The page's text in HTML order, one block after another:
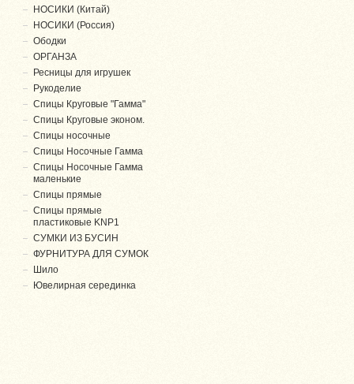
НОСИКИ (Китай)
НОСИКИ (Россия)
Ободки
ОРГАНЗА
Ресницы для игрушек
Рукоделие
Спицы Круговые "Гамма"
Спицы Круговые эконом.
Спицы носочные
Спицы Носочные Гамма
Спицы Носочные Гамма
маленькие
Спицы прямые
Спицы прямые
пластиковые KNP1
СУМКИ ИЗ БУСИН
ФУРНИТУРА ДЛЯ СУМОК
Шило
Ювелирная серединка